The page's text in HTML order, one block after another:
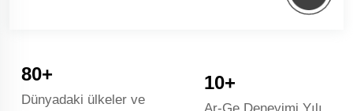
80+
Dünyadaki ülkeler ve
10+
Ar-Ge Deneyimi Yılı